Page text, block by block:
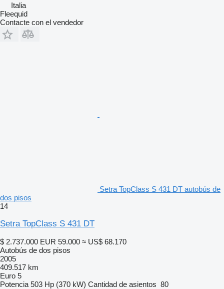
Italia
Fleequid
Contacte con el vendedor
Setra TopClass S 431 DT autobús de
dos pisos
14
Setra TopClass S 431 DT
$ 2.737.000 EUR 59.000 ≈ US$ 68.170
Autobús de dos pisos
2005
409.517 km
Euro 5
Potencia 503 Hp (370 kW) Cantidad de asientos 80